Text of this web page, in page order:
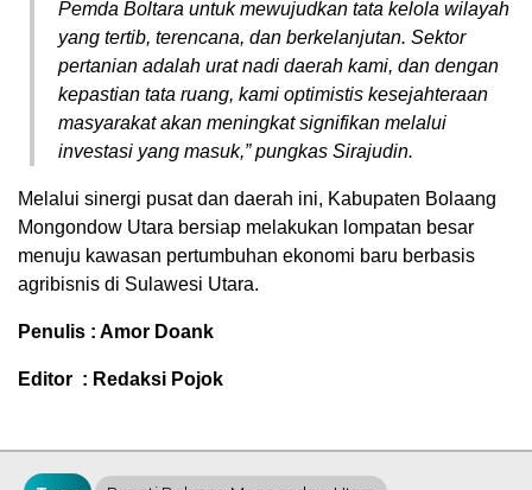
Pemda Boltara untuk mewujudkan tata kelola wilayah
yang tertib, terencana, dan berkelanjutan. Sektor
pertanian adalah urat nadi daerah kami, dan dengan
kepastian tata ruang, kami optimistis kesejahteraan
masyarakat akan meningkat signifikan melalui
investasi yang masuk,” pungkas Sirajudin.
Melalui sinergi pusat dan daerah ini, Kabupaten Bolaang
Mongondow Utara bersiap melakukan lompatan besar
menuju kawasan pertumbuhan ekonomi baru berbasis
agribisnis di Sulawesi Utara.
Penulis : Amor Doank
Editor : Redaksi Pojok